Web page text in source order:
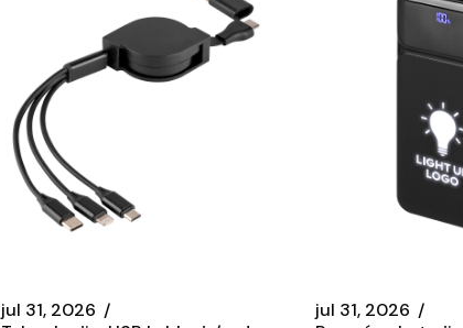
jul 31, 2026
jul 31, 2026